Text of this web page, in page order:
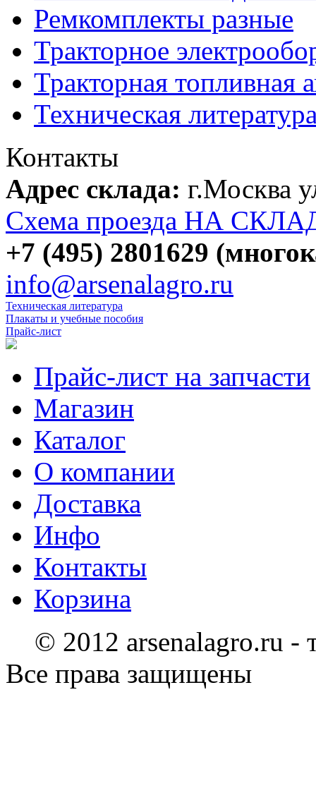
Ремкомплекты разные
Тракторное
Тракторная топливная
Техническая
Контакты
Адрес склада: г.Москва
Схема проезда НА
+7 (495) 2801629
info@arsenalagro.ru
Техническая литература
Плакаты и учебные пособия
Прайс-лист
Прайс-лист на запчасти
Магазин
Каталог
О компании
Доставка
Инфо
Контакты
Корзина
© 2012 arsenalagro.ru -
Все права защищены